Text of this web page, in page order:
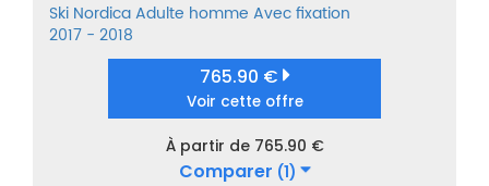
Ski NordicaAdulte homme Avec fixation
2017 - 2018
765.90 €
Voir cette offre
À partir de 765.90 €
Comparer (1)